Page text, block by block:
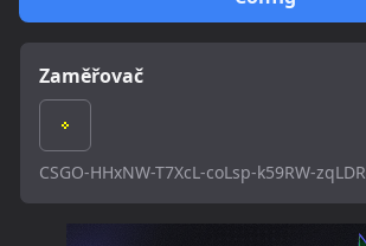
Zaměřovač
CSGO-HHxNW-T7XcL-coLsp-k59RW-zqLDR